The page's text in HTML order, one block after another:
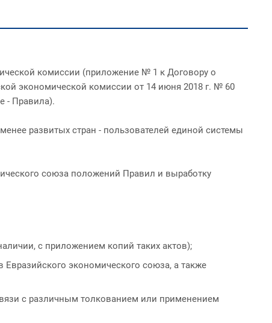
комиссии (приложение № 1 к Договору о
экономической комиссии от 14 июня 2018 г. № 60
- Правила).
развитых стран - пользователей единой системы
союза положений Правил и выработку
с приложением копий таких актов);
экономического союза, а также
с различным толкованием или применением